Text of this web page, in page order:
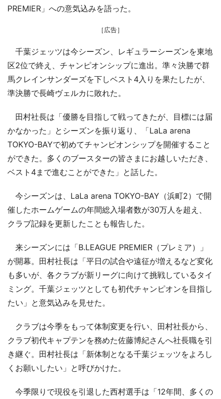
PREMIER」への意気込みを語った。
［広告］
千葉ジェッツは今シーズン、レギュラーシーズンを東地
区2位で終え、チャンピオンシップに進出。準々決勝で群
馬クレインサンダーズを下しベスト4入りを果たしたが、
準決勝で長崎ヴェルカに敗れた。
田村社長は「優勝を目指して戦ってきたが、目標には届
かなかった」とシーズンを振り返り、「LaLa arena
TOKYO-BAYで初めてチャンピオンシップを開催すること
ができた。多くのブースターの皆さまにお越しいただき、
ベスト4まで進むことができた」と話した。
今シーズンは、LaLa arena TOKYO-BAY（浜町2）で開
催したホームゲームの年間総入場者数が30万人を超え、
クラブ記録を更新したことも報告した。
来シーズンには「B.LEAGUE PREMIER（プレミア）」
が開幕。田村社長は「平日の試合や遠征が増えるなど変化
も多いが、各クラブが新リーグに向けて挑戦しているタイ
ミング。千葉ジェッツとしても初代チャンピオンを目指し
たい」と意気込みを見せた。
クラブは今季をもって体制変更を行い、田村社長から、
クラブ初代キャプテンを務めた佐藤博紀さんへ社長職を引
き継ぐ。田村社長は「新体制となる千葉ジェッツをよろし
くお願いしたい」と呼びかけた。
今季限りで現役を引退した西村選手は「12年間、多くの